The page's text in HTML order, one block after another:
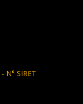
SIRET